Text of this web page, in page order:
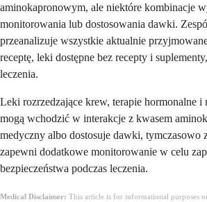
aminokapronowym, ale niektóre kombinacje
monitorowania lub dostosowania dawki.
przeanalizuje wszystkie aktualnie
receptę, leki dostępne bez recepty i
leczenia.
Leki rozrzedzające krew, terapie hormonalne i
mogą wchodzić w interakcje z kwasem
medyczny albo dostosuje dawki, tymczasowo
zapewni dodatkowe monitorowanie w celu
bezpieczeństwa podczas leczenia.
Medical Disclaimer: This article is for informational purposes